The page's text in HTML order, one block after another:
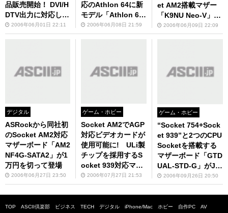
品販売開始！ DVI/H
DTV出力に対応した
モデルもあり！
2006年06月01日 22:11
応のAthlon 64に新
モデル「Athlon 64
3000+」が登場
2006年06月08日 21:59
et AM2搭載マザー
「K9NU Neo-V」が
MSIから発売に! 同
時に“nForce 57
2006年06月09日 22:09
デジタル
ASRockから同社初
のSocket AM2対応
マザーボード「AM2
NF4G-SATA2」が1
万円を切って登場
2006年06月27日 23:50
ゲーム・ホビー
Socket AM2でAGP
対応ビデオカードが
使用可能に! ULi製
チップを採用するS
ocket 939対応マザ
ーボードが発売
2006年07月27日 21:53
ゲーム・ホビー
“Socket 754+Sock
et 939”と2つのCPU
Socketを搭載する
マザーボード「GTD
UAL-STD-G」がJet
wayから発売に！
2006年09月26日 20:50
TOP ASCII倶楽部 ビジネス TECH デジタル iPhone/Mac ホビー 自作PC AV